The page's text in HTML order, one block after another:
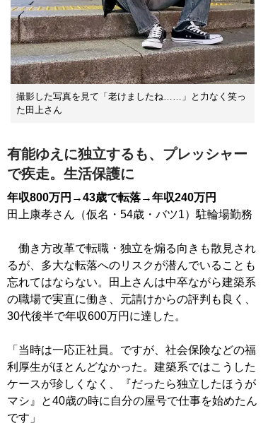
撮影した写真を見て「老けましたね……」と力なく笑っ
た田上さん
有能ゆえに独立するも、プレッシャー
で疾走。生活保護に
年収800万円→43歳で転落→年収240万円
田上康孝さん（仮名・54歳・バツ1）駐輪場勤務
働き方改革で転職・独立を煽る向きも散見され
るが、多大な転落へのリスクが潜んでいることも
忘れてはならない。田上さんは中卒ながら建築系
の職場で実直に働き、元請けからの評判も良く、
30代後半で年収600万円に達した。
「当時は一応正社員。ですが、社会保険などの福
利厚生がほとんどなかった。建築系ではこうした
ケースが珍しくなく、『だったら独立したほうが
マシ』と40歳の時に自分の屋号で仕事を始めたん
です」